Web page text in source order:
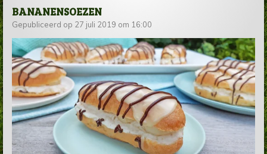
BANANENSOEZEN
Gepubliceerd op 27 juli 2019 om 16:00